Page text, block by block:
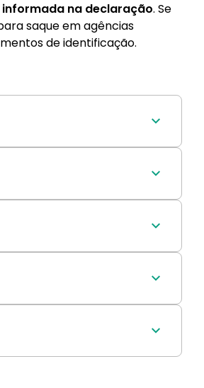
na declaração. Se
saque em agências
de identificação.
ano fiscal.
a declaração anual do
renda.
de março a dezembro.
do processamento.